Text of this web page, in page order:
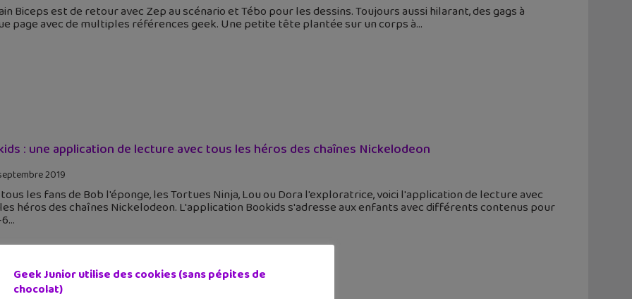
Biceps est de retour avec Zep au scénario et Tébo pour les dessins. Toujours aussi hilarant, des gags à
page avec de multiples références geek. Une petite tête plantée sur un corps à
: une application de lecture avec tous les héros des chaînes Nickelodeon
2019
les fans de Bob l'éponge, les Tortues Ninja, Lou ou Dora l'exploratrice, voici l'application de lecture avec
héros des chaînes Nickelodeon. L'application Bookids s'adresse aux enfants avec différents contenus pour
Geek Junior utilise des cookies (sans pépites de
chocolat)